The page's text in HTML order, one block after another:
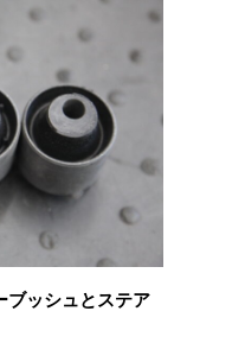
ブッシュとステア